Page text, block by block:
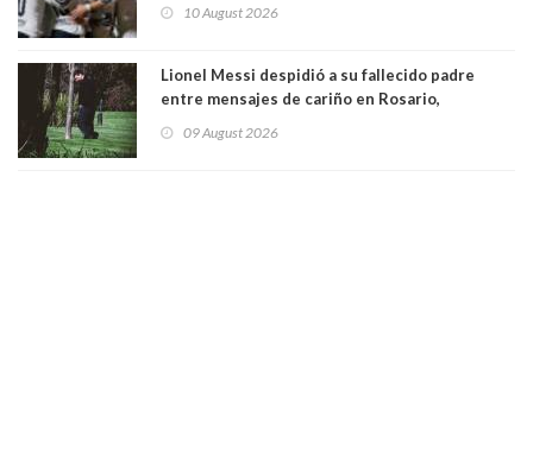
Palestino también 2-1. VIDEOS
10 August 2026
Lionel Messi despidió a su fallecido padre
entre mensajes de cariño en Rosario,
09 August 2026